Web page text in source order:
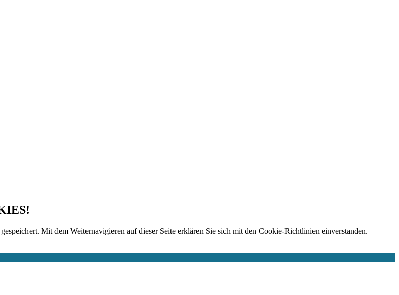
Mit dem Weiternavigieren auf dieser Seite erklären Sie sich mit den Cookie-Richtlinien einverstanden.